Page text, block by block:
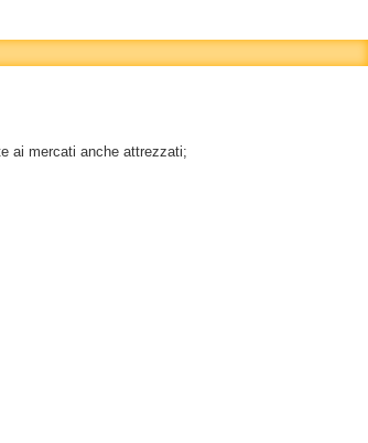
ai mercati anche attrezzati;